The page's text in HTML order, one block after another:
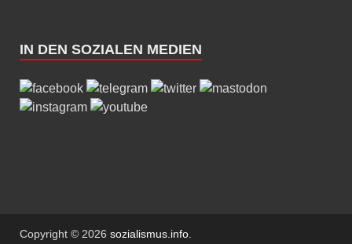
IN DEN SOZIALEN MEDIEN
Copyright © 2026 sozialismus.info.